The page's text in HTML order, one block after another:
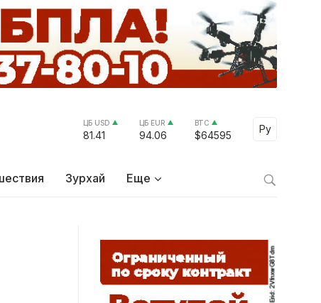
ЦБ USD
81.41
ЦБ EUR
94.06
BTC
$64595
Ру
Select
Зурхай Еще